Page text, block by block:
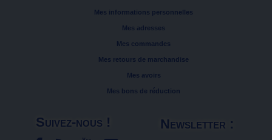
Mes informations personnelles
Mes adresses
Mes commandes
Mes retours de marchandise
Mes avoirs
Mes bons de réduction
Suivez-nous ! Newsletter :